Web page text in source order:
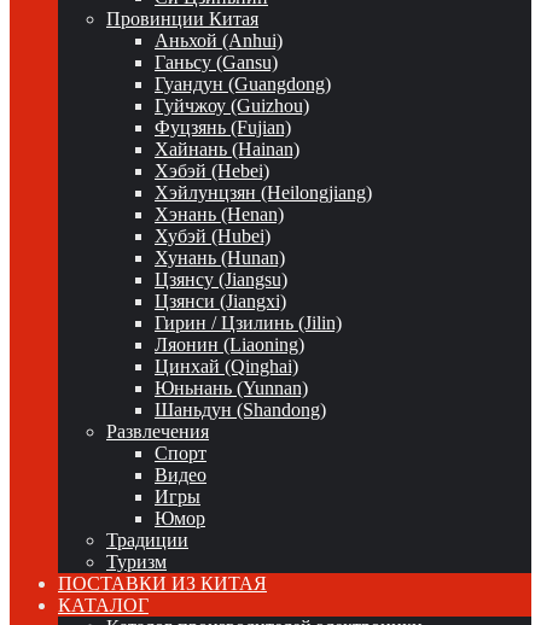
Провинции Китая
Аньхой (Anhui)
Ганьсу (Gansu)
Гуандун (Guangdong)
Гуйчжоу (Guizhou)
Фуцзянь (Fujian)
Хайнань (Hainan)
Хэбэй (Hebei)
Хэйлунцзян (Heilongjiang)
Хэнань (Henan)
Хубэй (Hubei)
Хунань (Hunan)
Цзянсу (Jiangsu)
Цзянси (Jiangxi)
Гирин / Цзилинь (Jilin)
Ляонин (Liaoning)
Цинхай (Qinghai)
Юньнань (Yunnan)
Шаньдун (Shandong)
Развлечения
Спорт
Видео
Игры
Юмор
Традиции
Туризм
ПОСТАВКИ ИЗ КИТАЯ
КАТАЛОГ